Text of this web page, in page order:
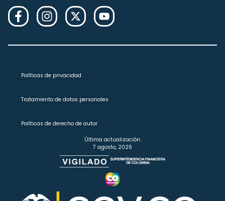
Políticas de privacidad
Tratamiento de datos personales
Políticas de derecho de autor
Última actualización:
7 agosto, 2026